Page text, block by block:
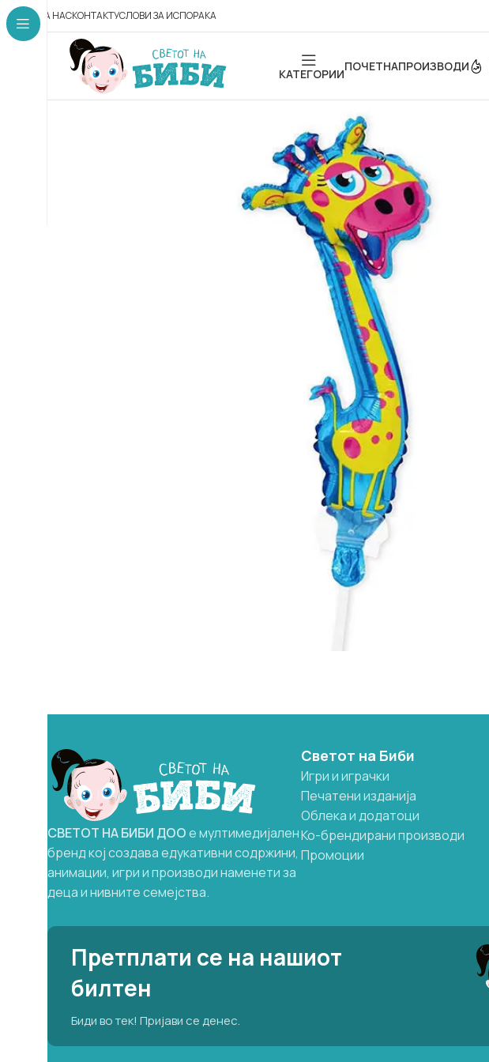
ЗА НАСКОНТАКТУСЛОВИ ЗА ИСПОРАКА
КАТЕГОРИИ
ПОЧЕТНАПРОИЗВОДИ
СВЕТОТ НАБИБИ ДООе мултимедијален
бренд кој создава едукативни содржини,
анимации, игри и производи наменети за
деца и нивните семејства.
Светот на Биби
Игри и играчки
Печатени изданија
Облека и додатоци
Ко-брендирани производи
Промоции
Претплати се на нашиот
билтен
Биди во тек! Пријави се денес.